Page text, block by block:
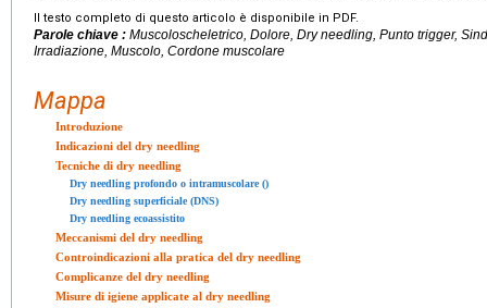
Il testo completo di questo articolo è disponibile in PDF.
Parole chiave : Muscoloscheletrico, Dolore, Dry needling, Punto trigger,
Irradiazione, Muscolo, Cordone muscolare
Mappa
Introduzione
Indicazioni del dry needling
Tecniche di dry needling
Dry needling profondo o intramuscolare ()
Dry needling superficiale (DNS)
Dry needling ecoassistito
Meccanismi del dry needling
Controindicazioni alla pratica del dry needling
Complicanze del dry needling
Misure di igiene applicate al dry needling